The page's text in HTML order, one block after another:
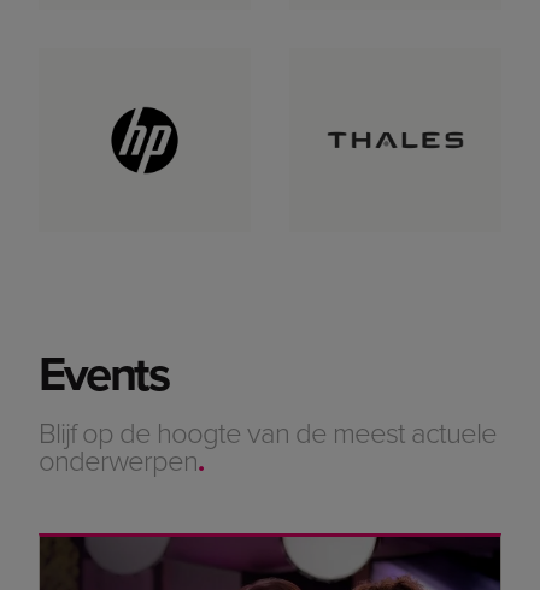
Events
Blijf op de hoogte van de meest actuele
onderwerpen.